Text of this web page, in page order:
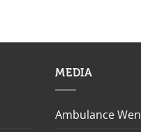
MEDIA
Ambulance